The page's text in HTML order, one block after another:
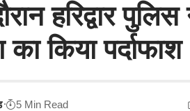
हरिद्वार पुलिस
किया पर्दाफाश
5 Min Read